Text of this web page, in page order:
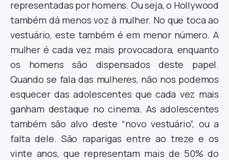
representadas por homens. Ou seja, o Hollywood
também dá menos voz à mulher. No que toca ao
vestuário, este também é em menor número. A
mulher é cada vez mais provocadora, enquanto
os homens são dispensados deste papel.
Quando se fala das mulheres, não nos podemos
esquecer das adolescentes que cada vez mais
ganham destaque no cinema. As adolescentes
também são alvo deste “novo vestuário”, ou a
falta dele. São raparigas entre ao treze e os
vinte anos, que representam mais de 50% do